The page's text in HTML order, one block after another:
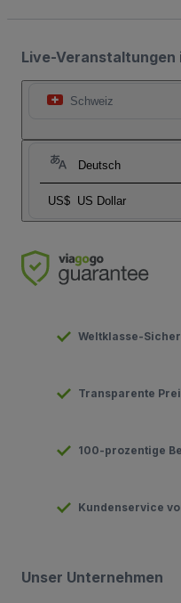
Live-Veranstaltungen
Schweiz
Deutsch
US$ US Dollar
Weltklasse-
Transparente
100-prozentige
Kundenservice
Unser Unternehmen